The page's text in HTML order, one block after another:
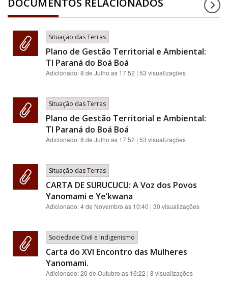
DOCUMENTOS RELACIONADOS
Situação das Terras
Plano de Gestão Territorial e Ambiental:
TI Paraná do Boá Boá
Adicionado:8 de Julho as 17:52 | 53 visualizações
Situação das Terras
Plano de Gestão Territorial e Ambiental:
TI Paraná do Boá Boá
Adicionado:8 de Julho as 17:52 | 53 visualizações
Situação das Terras
CARTA DE SURUCUCU: A Voz dos Povos
Yanomami e Ye’kwana
Adicionado:4 de Novembro as 10:40 | 30 visualizações
Sociedade Civil e Indigenismo
Carta do XVI Encontro das Mulheres
Yanomami.
Adicionado:20 de Outubro as 16:22 | 8 visualizações